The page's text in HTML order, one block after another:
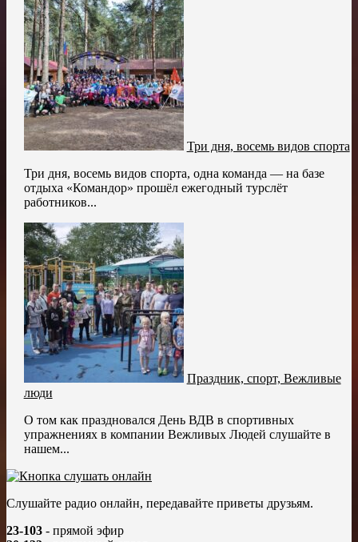
Три дня, восемь видов спорта
Три дня, восемь видов спорта, одна команда — на базе
отдыха «Командор» прошёл ежегодный турслёт
работников...
Праздник, спорт, Вежливые
люди
О том как праздновался День ВДВ в спортивных
упражнениях в компании Вежливых Людей слушайте в
нашем...
Слушайте радио онлайн, передавайте приветы друзьям.
23-103 - прямой эфир